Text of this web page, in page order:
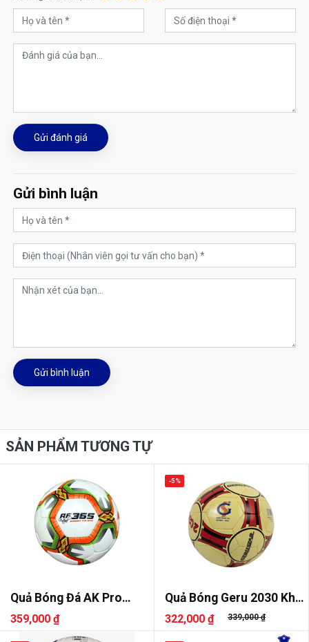
Gửi đánh giá
Gửi bình luận
Gửi bình luận
SẢN PHẨM TƯƠNG TỰ
Quả Bóng Đá AK Pro
Futsal AF365
359,000 ₫
Quả Bóng Geru 2030 Khâu
Tay
322,000 ₫ 339,000 ₫
-5%